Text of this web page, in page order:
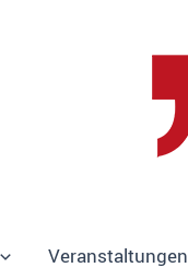
Veranstaltungen